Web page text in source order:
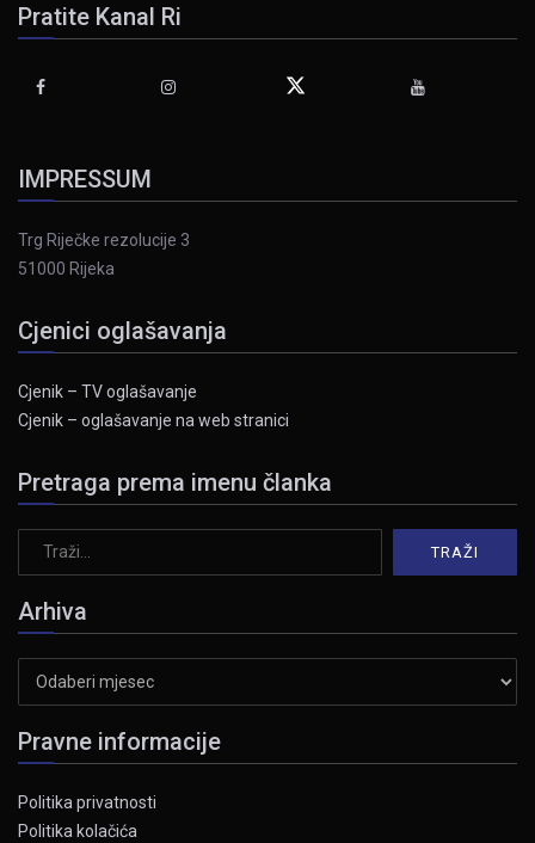
Pratite Kanal Ri
IMPRESSUM
Trg Riječke rezolucije 3
51000 Rijeka
Cjenici oglašavanja
Cjenik – TV oglašavanje
Cjenik – oglašavanje na web stranici
Pretraga prema imenu članka
Arhiva
Pravne informacije
Politika privatnosti
Politika kolačića